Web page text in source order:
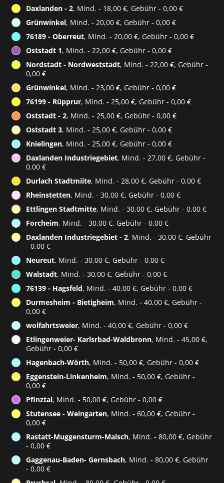
Daxlanden - 2, Mind. - 18,00 €, Gebühr - 0,00 €
Grünwinkel, Mind. - 20,00 €, Gebühr - 0,00 €
76189 - Oberreut, Mind. - 20,00 €, Gebühr - 0,00 €
Oststadt 1, Mind. - 22,00 €, Gebühr - 0,00 €
Nordstadt - Nordweststadt, Mind. - 22,00 €, Gebühr -
0,00 €
Grünwinkel, Mind. - 23,00 €, Gebühr - 0,00 €
76199 - Rüpprur, Mind. - 25,00 €, Gebühr - 0,00 €
Oststadt - 2, Mind. - 25,00 €, Gebühr - 0,00 €
Oststadt 3, Mind. - 25,00 €, Gebühr - 0,00 €
Knielingen, Mind. - 25,00 €, Gebühr - 0,00 €
Daxlanden Industriegebiet, Mind. - 27,00 €, Gebühr -
0,00 €
Durlach Stadtmiite, Mind. - 28,00 €, Gebühr - 0,00 €
Rheinstetten, Mind. - 30,00 €, Gebühr - 0,00 €
Ettlingen Stadtmitte, Mind. - 30,00 €, Gebühr - 0,00 €
Forcheim, Mind. - 30,00 €, Gebühr - 0,00 €
Daxlanden Industriegebiet - 2, Mind. - 30,00 €, Gebühr
- 0,00 €
Neureut, Mind. - 30,00 €, Gebühr - 0,00 €
Walstadt, Mind. - 30,00 €, Gebühr - 0,00 €
76139 - Hagsfeld, Mind. - 40,00 €, Gebühr - 0,00 €
Durmesheim - Bietigheim, Mind. - 40,00 €, Gebühr -
0,00 €
wolfahrtsweier, Mind. - 40,00 €, Gebühr - 0,00 €
Etlingenweier- Karlsrbad-Waldbronn, Mind. - 45,00 €,
Gebühr - 0,00 €
Hagenbach-Wörth, Mind. - 50,00 €, Gebühr - 0,00 €
Eggenstein-Linkenheim, Mind. - 50,00 €, Gebühr -
0,00 €
Pfinztal, Mind. - 50,00 €, Gebühr - 0,00 €
Stutensee - Weingarten, Mind. - 60,00 €, Gebühr -
0,00 €
Rastatt-Muggensturm-Malsch, Mind. - 80,00 €, Gebühr
- 0,00 €
Gaggenau-Baden- Gernsbach, Mind. - 80,00 €, Gebühr
- 0,00 €